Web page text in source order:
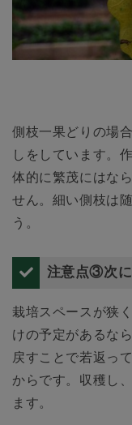
側枝一果どりの場
しをしています。
体的に繁茂にはな
せん。細い側枝は
う。
注意点③次
栽培スペースが狭
けの予定があるな
戻すことで若返っ
からです。収穫し
ます。